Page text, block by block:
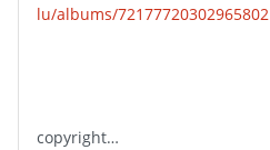
lu/albums/72177720302965802
copyright…